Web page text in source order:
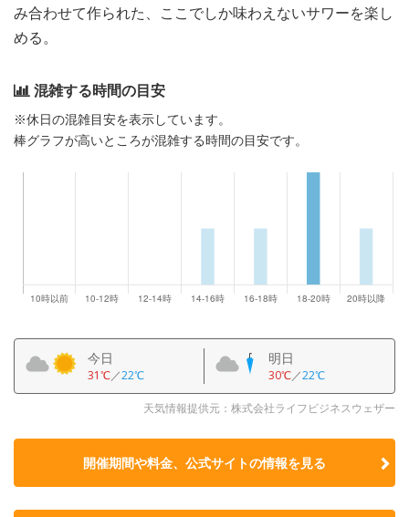
み合わせて作られた、ここでしか味わえないサワーを楽し
める。
混雑する時間の目安
※休日の混雑目安を表示しています。
棒グラフが高いところが混雑する時間の目安です。
今日
31℃／22℃
明日
30℃／22℃
天気情報提供元：株式会社ライフビジネスウェザー
開催期間や料金、公式サイトの情報を見る